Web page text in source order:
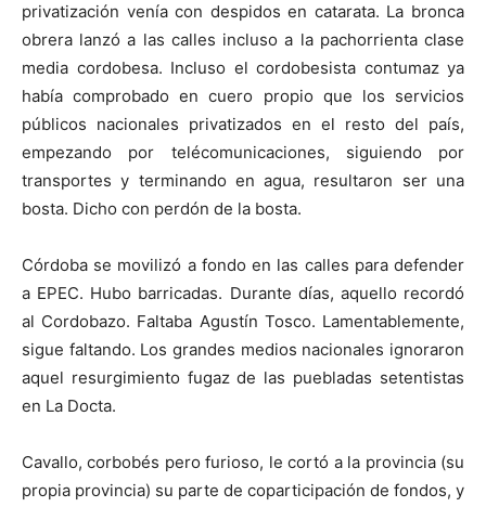
privatización venía con despidos en catarata. La bronca
obrera lanzó a las calles incluso a la pachorrienta clase
media cordobesa. Incluso el cordobesista contumaz ya
había comprobado en cuero propio que los servicios
públicos nacionales privatizados en el resto del país,
empezando por telécomunicaciones, siguiendo por
transportes y terminando en agua, resultaron ser una
bosta. Dicho con perdón de la bosta.
Córdoba se movilizó a fondo en las calles para defender
a EPEC. Hubo barricadas. Durante días, aquello recordó
al Cordobazo. Faltaba Agustín Tosco. Lamentablemente,
sigue faltando. Los grandes medios nacionales ignoraron
aquel resurgimiento fugaz de las puebladas setentistas
en La Docta.
Cavallo, corbobés pero furioso, le cortó a la provincia (su
propia provincia) su parte de coparticipación de fondos, y